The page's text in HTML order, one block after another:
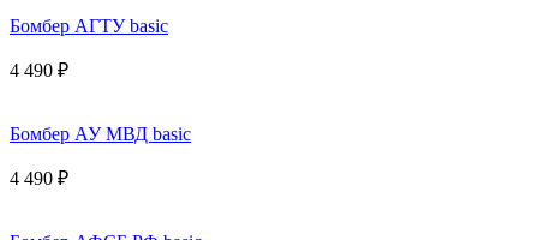
Бомбер АГТУ basic
4 490 ₽
Бомбер АУ МВД basic
4 490 ₽